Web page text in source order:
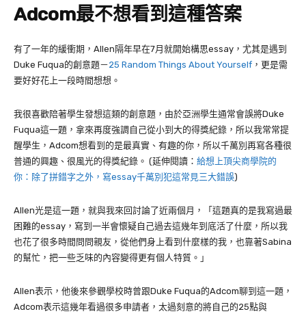
Adcom最不想看到這種答案
有了一年的緩衝期， Allen隔年早在7月就開始構思essay ，尤其是遇到
Duke Fuqua的創意題－25 Random Things About Yourself ，更是需
要好好花上一段時間想想。
我很喜歡陪著學生發想這類的創意題，由於亞洲學生通常會誤將Duke
Fuqua這一題，拿來再度強調自己從小到大的得獎紀錄，所以我常常提
醒學生， Adcom想看到的是最真實、有趣的你，所以千萬別再寫各種很
普通的興趣、很風光的得獎紀錄。 (延伸閱讀： 給想上頂尖商學院的
你：除了拼錯字之外，寫essay千萬別犯這常見三大錯誤)
Allen光是這一題，就與我來回討論了近兩個月，「這題真的是我寫過最
困難的essay ，寫到一半會懷疑自己過去這幾年到底活了什麼，所以我
也花了很多時間問問親友，從他們身上看到什麼樣的我，也靠著Sabina
的幫忙，把一些乏味的內容變得更有個人特質。」
Allen表示，他後來參觀學校時曾跟Duke Fuqua的Adcom聊到這一題，
Adcom表示這幾年看過很多申請者，太過刻意的將自己的25點與